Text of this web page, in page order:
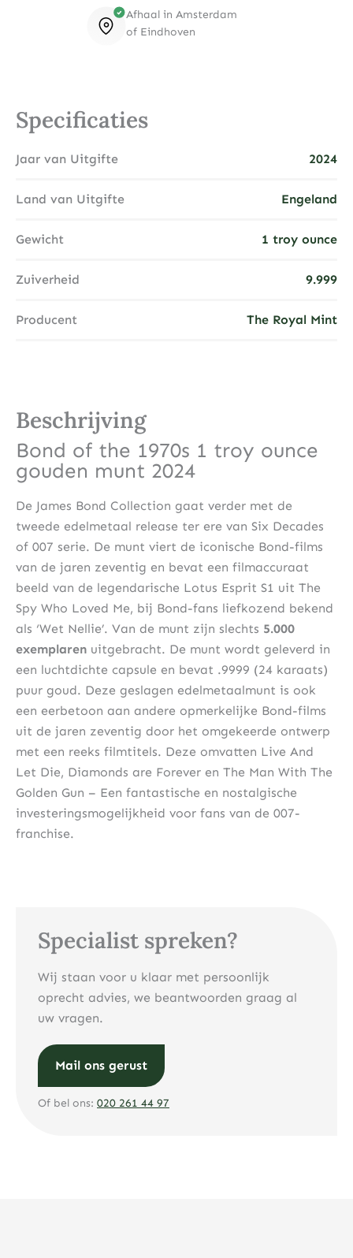
Afhaal in Amsterdam
of Eindhoven
Specialist spreken?
Wij staan voor u klaar met persoonlijk
oprecht advies, we beantwoorden graag al
uw vragen.
Mail ons gerust
Of bel ons: 020 261 44 97
Specificaties
Jaar van Uitgifte 2024
Land van Uitgifte Engeland
Gewicht 1 troy ounce
Zuiverheid 9.999
Producent The Royal Mint
Beschrijving
Bond of the 1970s 1 troy ounce
gouden munt 2024
De James Bond Collection gaat verder met de
tweede edelmetaal release ter ere van Six Decades
of 007 serie. De munt viert de iconische Bond-films
van de jaren zeventig en bevat een filmaccuraat
beeld van de legendarische Lotus Esprit S1 uit The
Spy Who Loved Me, bij Bond-fans liefkozend bekend
als ‘Wet Nellie’. Van de munt zijn slechts 5.000
exemplaren uitgebracht. De munt wordt geleverd in
een luchtdichte capsule en bevat .9999 (24 karaats)
puur goud. Deze geslagen edelmetaalmunt is ook
een eerbetoon aan andere opmerkelijke Bond-films
uit de jaren zeventig door het omgekeerde ontwerp
met een reeks filmtitels. Deze omvatten Live And
Let Die, Diamonds are Forever en The Man With The
Golden Gun – Een fantastische en nostalgische
investeringsmogelijkheid voor fans van de 007-
franchise.